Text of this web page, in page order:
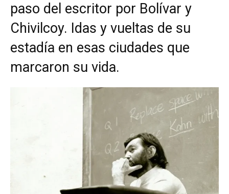
paso del escritor por Bolívar y
Chivilcoy. Idas y vueltas de su
estadía en esas ciudades que
marcaron su vida.